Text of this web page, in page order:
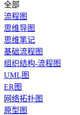
全部
流程图
思维导图
思维笔记
基础流程图
组织结构-流程图
UML图
ER图
网络拓扑图
原型图